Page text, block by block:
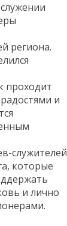
региона.
проходит
и
служителей
которые
и лично